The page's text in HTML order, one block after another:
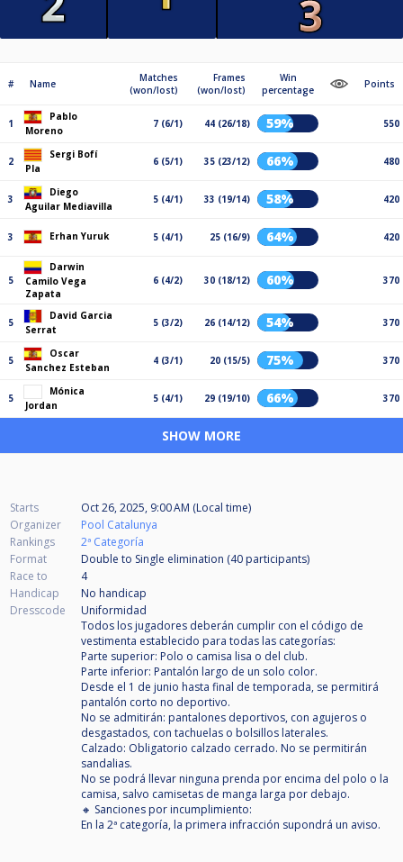
# Name
Matches
(won/lost)
Frames
(won/lost)
Win
percentage
Points
1
Pablo
Moreno
7 (6/1) 44 (26/18) 59% 550
2
Sergi Bofí
Pla
6 (5/1) 35 (23/12) 66% 480
3
Diego
Aguilar Mediavilla
5 (4/1) 33 (19/14) 58% 420
3 Erhan Yuruk 5 (4/1) 25 (16/9) 64% 420
5
Darwin
Camilo Vega
Zapata
6 (4/2) 30 (18/12) 60% 370
5
David Garcia
Serrat
5 (3/2) 26 (14/12) 54% 370
5
Oscar
Sanchez Esteban
4 (3/1) 20 (15/5) 75% 370
5
Mónica
Jordan
5 (4/1) 29 (19/10) 66% 370
SHOW MORE
Starts
Oct 26, 2025, 9:00 AM (Local time)
Organizer
Pool Catalunya
Rankings
2ª Categoría
Format
Double to Single elimination (40 participants)
Race to
4
Handicap
No handicap
Dresscode
Uniformidad
Todos los jugadores deberán cumplir con el código de
vestimenta establecido para todas las categorías:
Parte superior: Polo o camisa lisa o del club.
Parte inferior: Pantalón largo de un solo color.
Desde el 1 de junio hasta final de temporada, se permitirá
pantalón corto no deportivo.
No se admitirán: pantalones deportivos, con agujeros o
desgastados, con tachuelas o bolsillos laterales.
Calzado: Obligatorio calzado cerrado. No se permitirán
sandalias.
No se podrá llevar ninguna prenda por encima del polo o la
camisa, salvo camisetas de manga larga por debajo.
🔸 Sanciones por incumplimiento:
En la 2ª categoría, la primera infracción supondrá un aviso.